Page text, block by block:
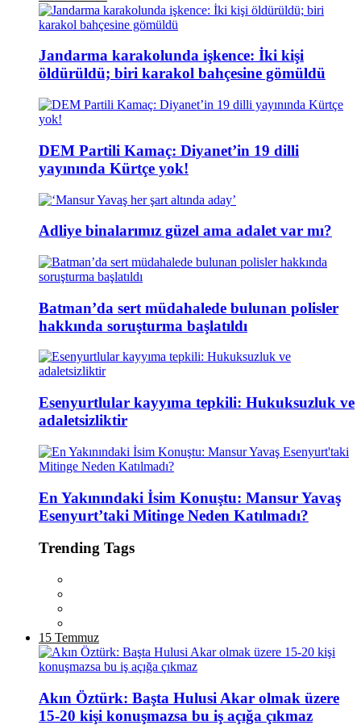
Jandarma karakolunda işkence: İki kişi
öldürüldü; biri karakol bahçesine gömüldü
DEM Partili Kamaç: Diyanet’in 19 dilli
yayınında Kürtçe yok!
Adliye binalarımız güzel ama adalet var mı?
Batman’da sert müdahalede bulunan polisler
hakkında soruşturma başlatıldı
Esenyurtlular kayyıma tepkili: Hukuksuzluk ve
adaletsizliktir
En Yakınındaki İsim Konuştu: Mansur Yavaş
Esenyurt’taki Mitinge Neden Katılmadı?
Trending Tags
15 Temmuz
Akın Öztürk: Başta Hulusi Akar olmak üzere
15-20 kişi konuşmazsa bu iş açığa çıkmaz